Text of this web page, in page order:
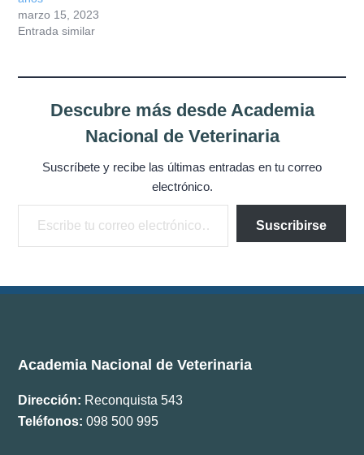
Documentos
Boletín ANV
Premios
Comisiones
marzo 15, 2023
Entrada similar
Descubre más desde Academia
Nacional de Veterinaria
Suscríbete y recibe las últimas entradas en tu correo
electrónico.
Escribe tu correo electrónico…
Suscribirse
Academia Nacional de Veterinaria
Dirección: Reconquista 543
Teléfonos: 098 500 995